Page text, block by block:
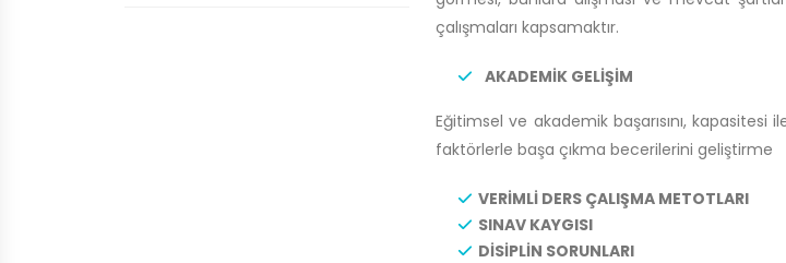
çalışmaları kapsamaktır.
AKADEMİK GELİŞİM
Eğitimsel ve akademik başarısını, kapasitesi
faktörlerle başa çıkma becerilerini geliştirme
VERİMLİ DERS ÇALIŞMA METOTLARI
SINAV KAYGISI
DİSİPLİN SORUNLARI